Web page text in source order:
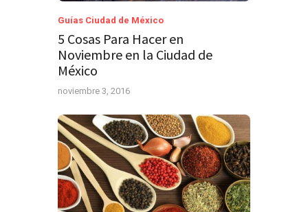
Guías Ciudad de México
5 Cosas Para Hacer en
Noviembre en la Ciudad de
México
noviembre 3, 2016